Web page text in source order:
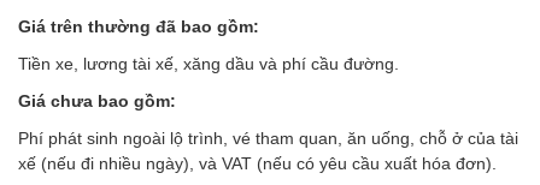
Giá trên thường đã bao gồm:
Tiền xe, lương tài xế, xăng dầu và phí cầu đường.
Giá chưa bao gồm:
Phí phát sinh ngoài lộ trình, vé tham quan, ăn uống, chỗ ở của tài
xế (nếu đi nhiều ngày), và VAT (nếu có yêu cầu xuất hóa đơn).